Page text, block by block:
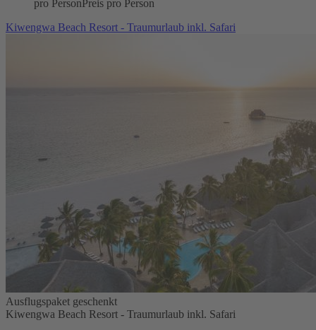
pro PersonPreis pro Person
Kiwengwa Beach Resort - Traumurlaub inkl. Safari
Ausflugspaket geschenkt
Kiwengwa Beach Resort - Traumurlaub inkl. Safari